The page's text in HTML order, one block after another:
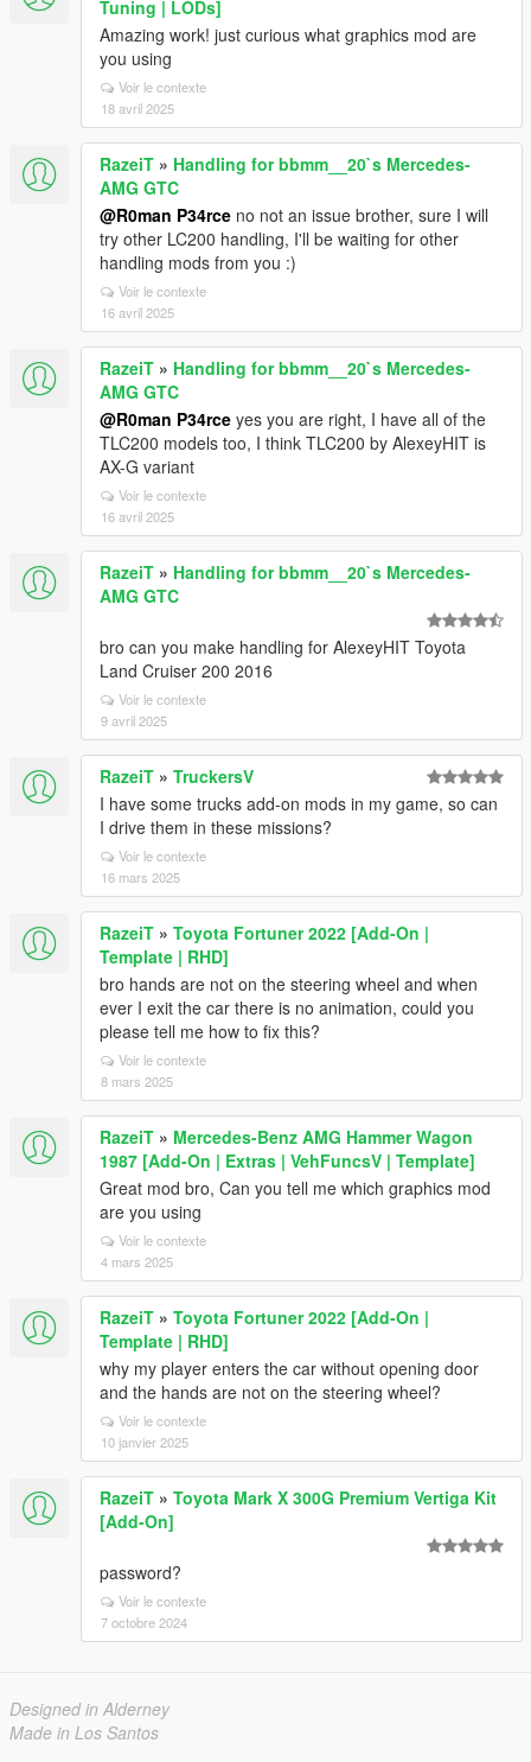
Tuning | LODs]
Amazing work! just curious what graphics mod are
you using
Voir le contexte
18 avril 2025
RazeiT » Handling for bbmm__20`s Mercedes-
AMG GTC
@R0man P34rce no not an issue brother, sure I will
try other LC200 handling, I'll be waiting for other
handling mods from you :)
Voir le contexte
16 avril 2025
RazeiT » Handling for bbmm__20`s Mercedes-
AMG GTC
@R0man P34rce yes you are right, I have all of the
TLC200 models too, I think TLC200 by AlexeyHIT is
AX-G variant
Voir le contexte
16 avril 2025
RazeiT » Handling for bbmm__20`s Mercedes-
AMG GTC
bro can you make handling for AlexeyHIT Toyota
Land Cruiser 200 2016
Voir le contexte
9 avril 2025
RazeiT » TruckersV
I have some trucks add-on mods in my game, so can
I drive them in these missions?
Voir le contexte
16 mars 2025
RazeiT » Toyota Fortuner 2022 [Add-On |
Template | RHD]
bro hands are not on the steering wheel and when
ever I exit the car there is no animation, could you
please tell me how to fix this?
Voir le contexte
8 mars 2025
RazeiT » Mercedes-Benz AMG Hammer Wagon
1987 [Add-On | Extras | VehFuncsV | Template]
Great mod bro, Can you tell me which graphics mod
are you using
Voir le contexte
4 mars 2025
RazeiT » Toyota Fortuner 2022 [Add-On |
Template | RHD]
why my player enters the car without opening door
and the hands are not on the steering wheel?
Voir le contexte
10 janvier 2025
RazeiT » Toyota Mark X 300G Premium Vertiga Kit
[Add-On]
password?
Voir le contexte
7 octobre 2024
Designed in Alderney
Made in Los Santos